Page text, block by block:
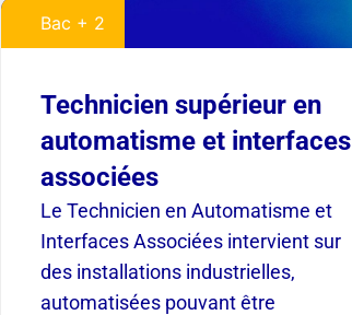
Bac + 2
Technicien supérieur en
automatisme et interfaces
associées
Le Technicien en Automatisme et
Interfaces Associées intervient sur
des installations industrielles,
automatisées pouvant être